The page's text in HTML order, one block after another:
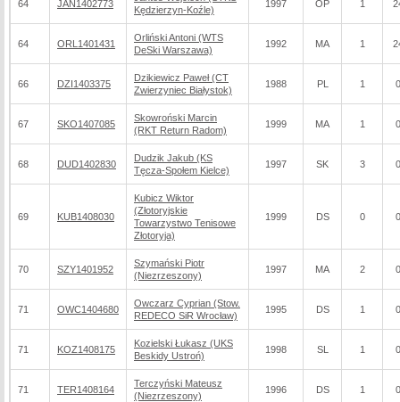
64 JAN1402773
Kędzierzyn-Koźle)
1997 OP 1
64 ORL1401431
Orliński Antoni (WTS
DeSki Warszawa)
1992 MA 1
66 DZI1403375
Dzikiewicz Paweł (CT
Zwierzyniec Białystok)
1988 PL 1
67 SKO1407085
Skowroński Marcin
(RKT Return Radom)
1999 MA 1
68 DUD1402830
Dudzik Jakub (KS
Tęcza-Społem Kielce)
1997 SK 3
69 KUB1408030
Kubicz Wiktor
(Złotoryjskie
Towarzystwo Tenisowe
Złotoryja)
1999 DS 0
70 SZY1401952
Szymański Piotr
(Niezrzeszony)
1997 MA 2
71 OWC1404680
Owczarz Cyprian (Stow.
REDECO SiR Wrocław)
1995 DS 1
71 KOZ1408175
Kozielski Łukasz (UKS
Beskidy Ustroń)
1998 SL 1
71 TER1408164
Terczyński Mateusz
(Niezrzeszony)
1996 DS 1